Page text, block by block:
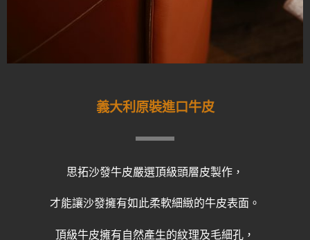
義大利原裝進口牛皮
思拓沙發牛皮嚴選頂級頭層皮製作，
才能讓沙發擁有如此柔軟細緻的牛皮表面。
頂級牛皮擁有自然產生的紋理及毛細孔，